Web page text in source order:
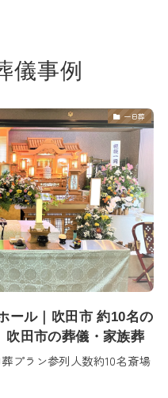
儀事例
一日葬
ール｜吹田市 約10名の
吹田市の葬儀・家族葬
プラン参列人数約10名斎場